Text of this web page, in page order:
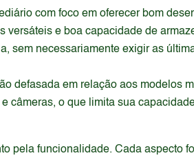
com foco em oferecer bom
e boa capacidade de
sem necessariamente exigir as
defasada em relação aos modelos
câmeras, o que limita sua
pela funcionalidade. Cada aspecto